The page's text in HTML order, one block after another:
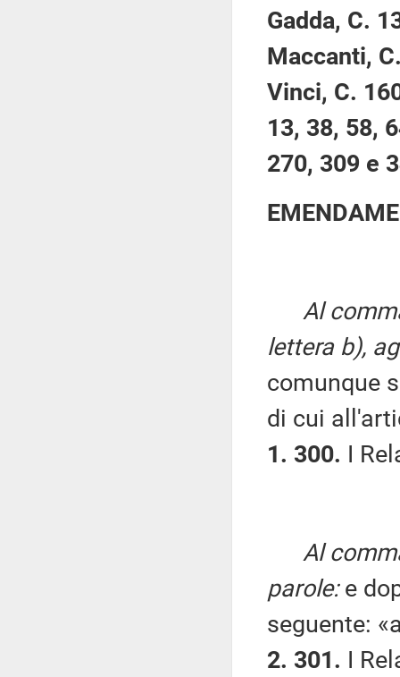
Gadda, C.
Maccanti,
Vinci, C.
13, 38, 58,
270, 309 e
Al
lettera b),
comunque
di cui
1. 300. I
Al
parole:e
seguente:
2. 301. I